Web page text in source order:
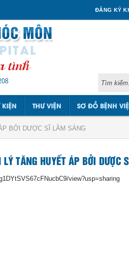
ĐĂNG KÝ
THƯ VIỆN SƠ ĐỒ BỆNH
BỞI DƯỢC SĨ LÂM SÀNG
LÝ TĂNG HUYẾT ÁP BỞI DƯỢC
view?usp=sharing